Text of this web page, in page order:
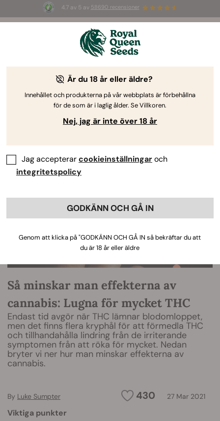
4.7 av 5 av 58690 recensioner
ummer Sales: Upp till 50 % rabatt
på utvalda produkter! ⏤
The RQS Blog
Så minskar man effekterna av
cannabis: Lugna för mycket THC
Endast tid avgör när THC lämnar blodomloppet,
men det finns flera kryphål för att förmedla THC
och tillhandahålla lindring från de irriterande
symptomen från att röka för mycket. Nedan
bryter vi ner hur man minskar effekterna av
cannabis.
430 27 Mar 2021
By Luke Sumpter
Viktiga punkter
Är du 18 år eller äldre?
Innehållet och produkterna på vår webbplats är förbehållna
för de som är i laglig ålder. Se Villkoren.
Nej, jag är inte över 18 år
Jag accepterarcookieinställningaroch
integritetspolicy
GODKÄNN OCH GÅ IN
Genom att klicka på "GODKÄNN OCH GÅ IN så bekräftar du att
du är 18 år eller äldre